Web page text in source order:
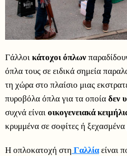
Γάλλοικάτοχοι όπλων
όπλα τους σε ειδικά σημεία
τη χώρα στο πλαίσιο μιας
πυροβόλα όπλα για τα οποίαδεν
συχνά είναιοικογενειακά
κρυμμένα σε σοφίτες ή
Η οπλοκατοχή στη Γαλλίαείναι